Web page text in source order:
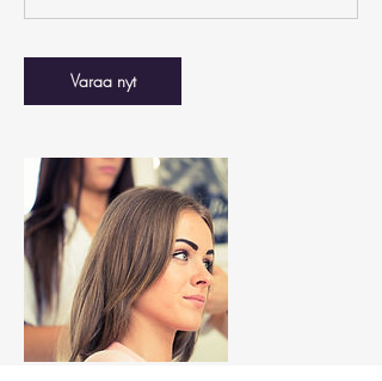
Varaa nyt